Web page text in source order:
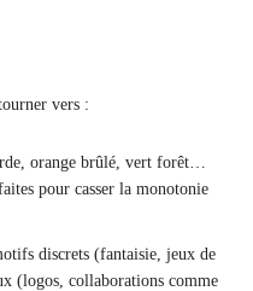
vers :
orange brûlé, vert forêt…
pour casser la monotonie
discrets (fantaisie, jeux de
(logos, collaborations comme